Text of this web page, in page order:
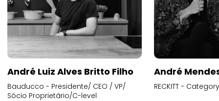
André Luiz Alves Britto Filho
Bauducco - Presidente/ CEO / VP/
Sócio Proprietário/C-level
André
RECKITT -